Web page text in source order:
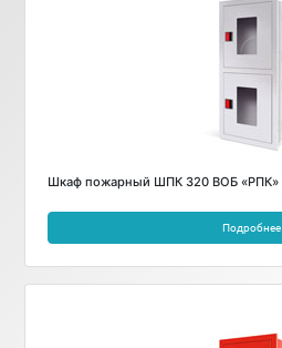
Шкаф пожарный ШПК 320 ВОБ «РПК»
Подробнее